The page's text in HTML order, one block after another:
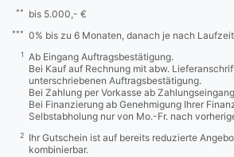
** bis 5.000,- €
*** 0% bis zu 6 Monaten, danach je nach Laufzeit
1
Ab Eingang Auftragsbestätigung.
Bei Kauf auf Rechnung mit abw.
unterschriebenen Auftragsbestätigung.
Bei Zahlung per Vorkasse ab
Bei Finanzierung ab Genehmigung Ihrer
Selbstabholung nur von Mo.-Fr. nach
2
Ihr Gutschein ist auf bereits reduzierte
kombinierbar.